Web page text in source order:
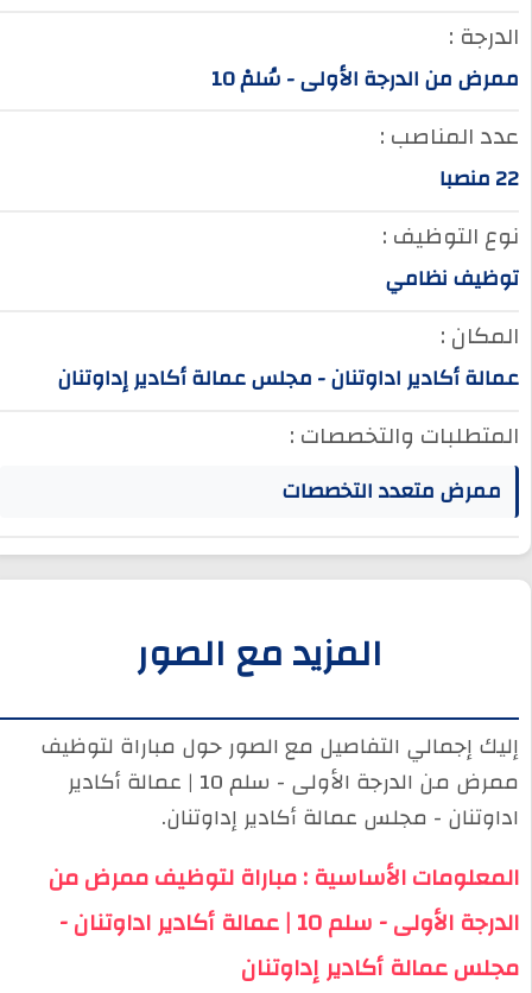
الدرجة :
ممرض من الدرجة الأولى - سُلمْ 10
عدد المناصب :
22 منصبا
نوع التوظيف :
توظيف نظامي
المكان :
عمالة أكادير اداوتنان - مجلس عمالة أكادير إداوتنان
المتطلبات والتخصصات :
ممرض متعدد التخصصات
المزيد مع الصور
إليك إجمالي التفاصيل مع الصور حول مباراة لتوظيف
ممرض من الدرجة الأولى - سلم 10 | عمالة أكادير
اداوتنان - مجلس عمالة أكادير إداوتنان.
المعلومات الأساسية : مباراة لتوظيف ممرض من
الدرجة الأولى - سلم 10 | عمالة أكادير اداوتنان -
مجلس عمالة أكادير إداوتنان